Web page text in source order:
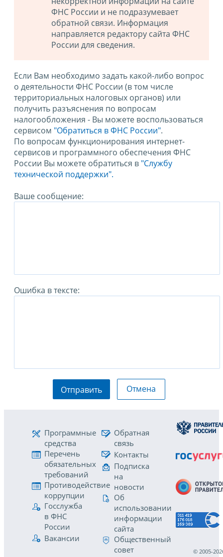
ФНС России и не подразумевает
обратной связи. Информация
направляется редактору сайта ФНС
России для сведения.
Если Вам необходимо задать какой-либо вопрос
о деятельности ФНС России (в том числе
территориальных налоговых органов) или
получить разъяснения по вопросам
налогообложения - Вы можете воспользоваться
сервисом "Обратиться в ФНС России".
По вопросам функционирования интернет-
сервисов и программного обеспечения ФНС
России Вы можете обратиться в "Службу
технической поддержки".
Ваше сообщение:
Ошибка в тексте:
Отправить Отмена
Программные
средства
Перечень
обязательных
требований
Противодействие
коррупции
Госслужба
в ФНС
России
Вакансии
Обратная
связь
Контакты
Подписка
на
новости
Об
использовании
информации
сайта
Общественный
совет
© 2005-